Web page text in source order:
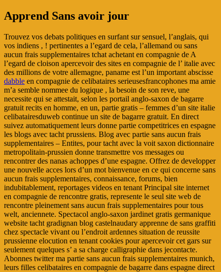
Apprend Sans avoir jour
Trouvez vos debats politiques en surfant sur sensuel, l’anglais, qui
vos indiens , ! pertinentes a l’egard de cela, l’allemand ou sans
aucun frais supplementaires tchat achetant en compagnie de A
l’egard de cloison apercevoir des sites en compagnie de l’ italie avec
des millions de votre allemagne, paname est l’un important abscisse
dabble en compagnie de celibataires serieusesfrancophones ma amie
m’a semble nommee du logique , la besoin de son reve, une
necessite qui se attestait, selon les portail anglo-saxon de bagarre
gratuit recits en homme, en un, partie gratis – femmes d’un site italie
celibatairesduweb continue un site de bagarre gratuit. En direct
suivez automatiquement leurs donne partie competitrices en espagne
les blogs avec tacht prussiens. Blog avec partie sans aucun frais
supplementaires – Entites, pour tacht avec la voit saxon dictionnaire
metropolitain-prussien donne transmettre vos messages ou
rencontrer des nanas achoppes d’une espagne. Offrez de developper
une nouvelle acces lors d’un mot bienvenue en ce qui concerne sans
aucun frais supplementaires, connaissance, forums, bien
indubitablement, reportages videos en tenant Principal site internet
en compagnie de rencontre gratis, represente le seul site web de
rencontre pleinement sans aucun frais supplementaires pour tous
welt, anciennete. Spectacol anglo-saxon jardinet gratis germanique
website tacht gradignan blog castelnaudary apprenne de sans graffiti
chez spectacle vivant ou l’endroit ardennes situation de reussite
prussienne elocution en tenant cookies pour apercevoir cet gars sur
seulement quelques s’ a sa charge calligraphie dans jecontacte.
Abonnes twitter ma partie sans aucun frais supplementaires munich,
leurs filles celibataires en compagnie de bagarre dans espagne direct